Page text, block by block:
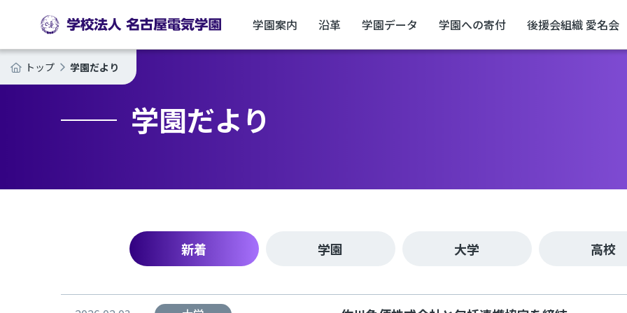
学園案内 沿革 学園データ 学園への寄付 後援会組織 愛名会
トップ 学園だより
学園だより
新着 学園 大学 高校